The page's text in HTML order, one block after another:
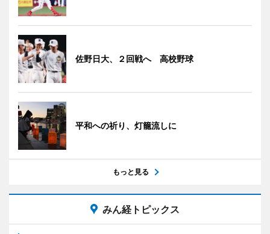
佐野日大、２回戦へ 高校野球
平和への祈り、灯籠流しに
もっと見る
みん経トピックス